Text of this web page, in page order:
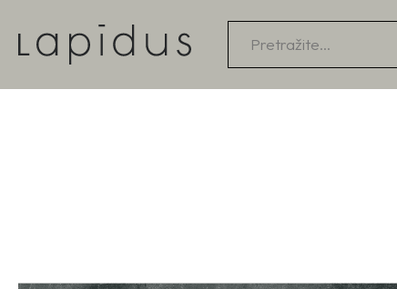
Products
search